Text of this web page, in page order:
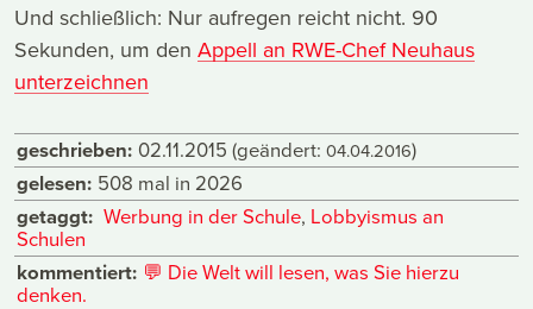
Und schließlich: Nur aufregen reicht nicht. 90
Sekunden, um den Appell an RWE-Chef Neuhaus
unterzeichnen
geschrieben: 02.11.2015 (geändert: 04.04.2016)
gelesen: 508 mal in 2026
getaggt: Werbung in der Schule, Lobbyismus an
Schulen
kommentiert: 💬 Die Welt will lesen, was Sie hierzu
denken.